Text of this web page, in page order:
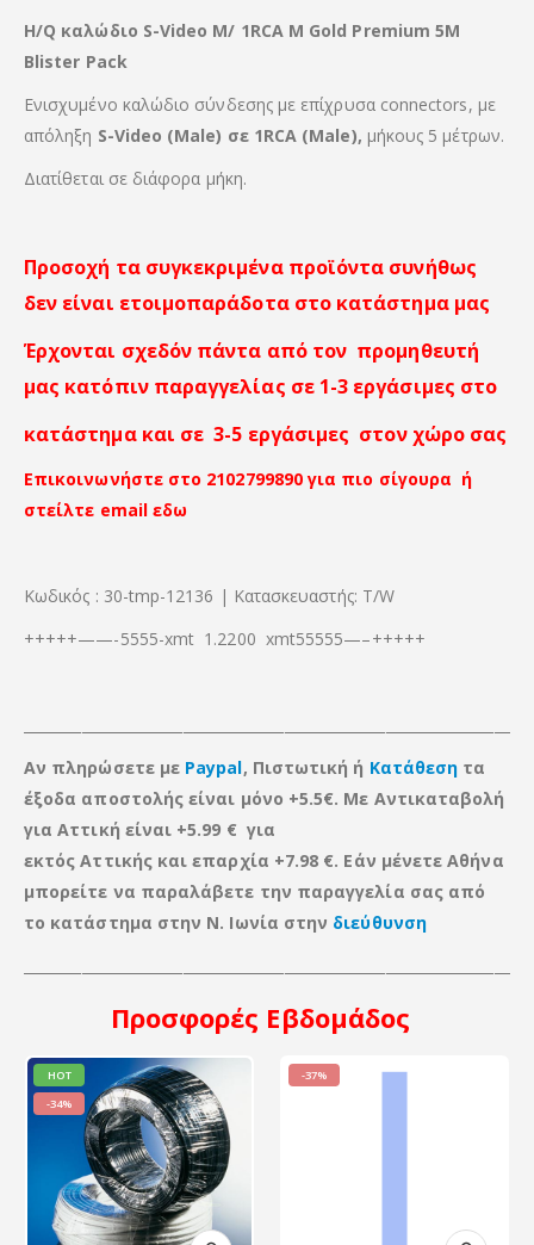
H/Q καλώδιο S-Video M/ 1RCA M Gold Premium 5Μ
Blister Pack
Ενισχυμένο καλώδιο σύνδεσης με επίχρυσα connectors, με
απόληξη S-Video (Male) σε 1RCA (Male), μήκους 5 μέτρων.
Διατίθεται σε διάφορα μήκη.
Προσοχή τα συγκεκριμένα προϊόντα συνήθως
δεν είναι ετοιμοπαράδοτα στο κατάστημα μας
Έρχονται σχεδόν πάντα από τον προμηθευτή
μας κατόπιν παραγγελίας σε 1-3 εργάσιμες στο
κατάστημα και σε 3-5 εργάσιμες στον χώρο σας
Επικοινωνήστε στο 2102799890 για πιο σίγουρα ή
στείλτε email εδω
Κωδικός : 30-tmp-12136 | Κατασκευαστής: T/W
+++++——-5555-xmt 1.2200 xmt55555—–+++++
Αν πληρώσετε με Paypal, Πιστωτική ή Κατάθεση τα
έξοδα αποστολής είναι μόνο +5.5€. Με Αντικαταβολή
για Αττική είναι +5.99 € για
εκτός Αττικής καιεπαρχία +7.98 €. Εάν μένετε Αθήνα
μπορείτε να παραλάβετε την παραγγελία σας από
το κατάστημα στην Ν. Ιωνία στην διεύθυνση
Προσφορές Εβδομάδος
HOT
-34%
-37%